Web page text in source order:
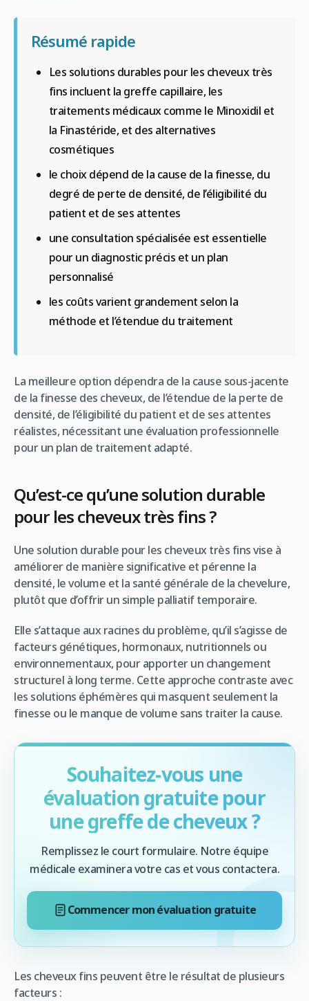
Résumé rapide
Les solutions durables pour les cheveux très
fins incluent la greffe capillaire, les
traitements médicaux comme le Minoxidil et
la Finastéride, et des alternatives
cosmétiques
le choix dépend de la cause de la finesse, du
degré de perte de densité, de l’éligibilité du
patient et de ses attentes
une consultation spécialisée est essentielle
pour un diagnostic précis et un plan
personnalisé
les coûts varient grandement selon la
méthode et l’étendue du traitement
La meilleure option dépendra de la cause sous-jacente
de la finesse des cheveux, de l’étendue de la perte de
densité, de l’éligibilité du patient et de ses attentes
réalistes, nécessitant une évaluation professionnelle
pour un plan de traitement adapté.
Qu’est-ce qu’une solution durable
pour les cheveux très fins ?
Une solution durable pour les cheveux très fins vise à
améliorer de manière significative et pérenne la
densité, le volume et la santé générale de la chevelure,
plutôt que d’offrir un simple palliatif temporaire.
Elle s’attaque aux racines du problème, qu’il s’agisse de
facteurs génétiques, hormonaux, nutritionnels ou
environnementaux, pour apporter un changement
structurel à long terme. Cette approche contraste avec
les solutions éphémères qui masquent seulement la
finesse ou le manque de volume sans traiter la cause.
Souhaitez-vous une
évaluation gratuite pour
une greffe de cheveux ?
Remplissez le court formulaire. Notre équipe
médicale examinera votre cas et vous contactera.
Commencer mon évaluation gratuite
Les cheveux fins peuvent être le résultat de plusieurs
facteurs :